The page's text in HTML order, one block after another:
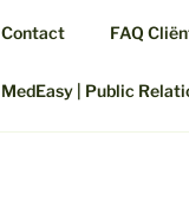
Contact FAQ
MedEasy | Public